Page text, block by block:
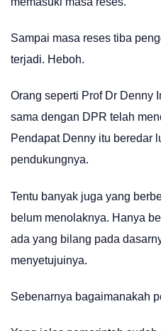
Sampai masa reses tiba
terjadi. Heboh.
Orang seperti Prof Dr Denny
sama dengan DPR telah
Pendapat Denny itu beredar
pendukungnya.
Tentu banyak juga yang
belum menolaknya. Hanya
ada yang bilang pada
menyetujuinya.
Sebenarnya bagaimanakah